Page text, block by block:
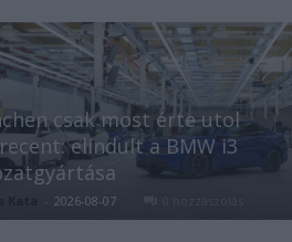
csak most érte utol
elindult a BMW i3
- 2026-08-07